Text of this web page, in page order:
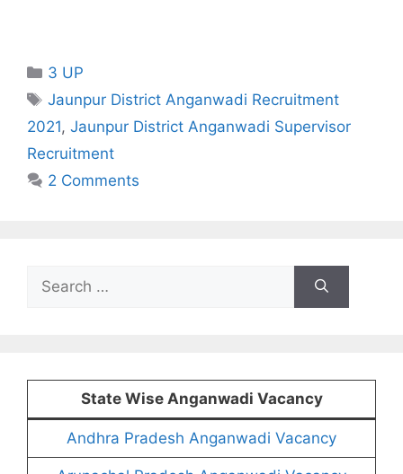
Categories
3 UP
Tags
Jaunpur District Anganwadi Recruitment
2021, Jaunpur District Anganwadi Supervisor
Recruitment
2 Comments
for:
State Wise Anganwadi Vacancy
Andhra Pradesh Anganwadi Vacancy